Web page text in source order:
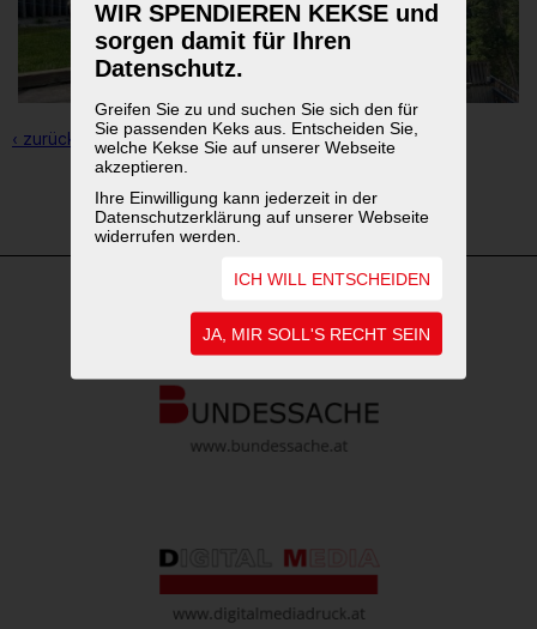
WIR SPENDIEREN KEKSE und
sorgen damit für Ihren
Datenschutz.
Greifen Sie zu und suchen Sie sich den für
Sie passenden Keks aus. Entscheiden Sie,
welche Kekse Sie auf unserer Webseite
akzeptieren.
Ihre Einwilligung kann jederzeit in der
Datenschutzerklärung auf unserer Webseite
widerrufen werden.
ICH WILL ENTSCHEIDEN
JA, MIR SOLL'S RECHT SEIN
‹ zurück zur Übersicht
1 2 3